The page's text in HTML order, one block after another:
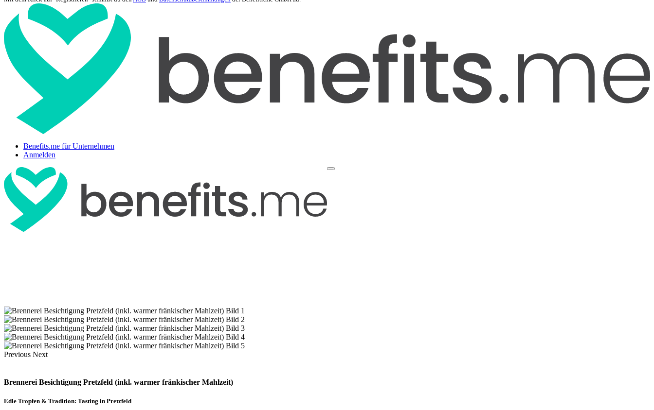
Benefits.me für Unternehmen
Anmelden
Previous Next
Brennerei Besichtigung Pretzfeld (inkl. warmer fränkischer Mahlzeit)
Edle Tropfen & Tradition: Tasting in Pretzfeld